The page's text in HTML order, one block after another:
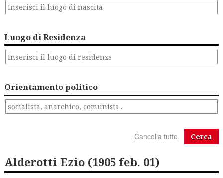
Luogo di Residenza
Orientamento politico
Cerca
Alderotti Ezio (1905 feb. 01)